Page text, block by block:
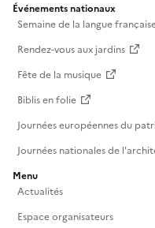
Événements nationaux
Semaine de la langue
Rendez-vous aux jardins
Fête de la musique
Biblis en folie
Journées européennes du
Journées nationales de
Menu
Actualités
Espace organisateurs